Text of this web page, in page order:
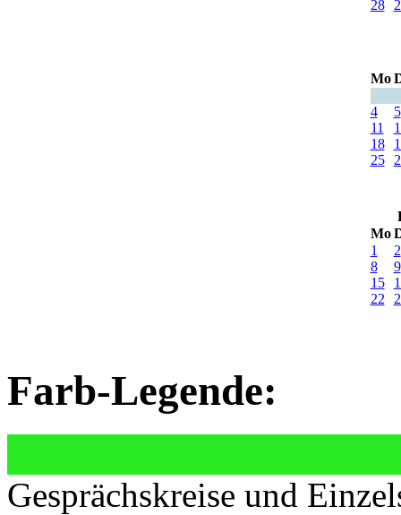
28
Mo
4
5
11
18
25
Mo
1
2
8
9
15
22
Farb-Legende:
Gesprächskreise und